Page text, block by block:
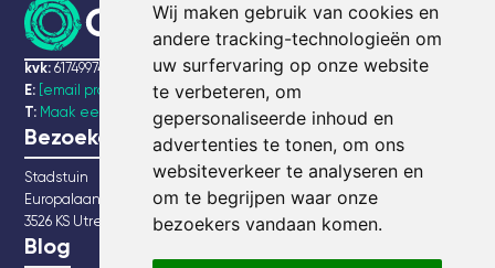
Wij maken gebruik van cookies en
andere tracking-technologieën om
uw surfervaring op onze website
te verbeteren, om
gepersonaliseerde inhoud en
advertenties te tonen, om ons
websiteverkeer te analyseren en
om te begrijpen waar onze
bezoekers vandaan komen.
kvk: 61749974
E: [email protected]
T: Maak een bel afspraak
Bezoekadres
Stadstuin
Europalaan 20
3526 KS Utrecht
Blog